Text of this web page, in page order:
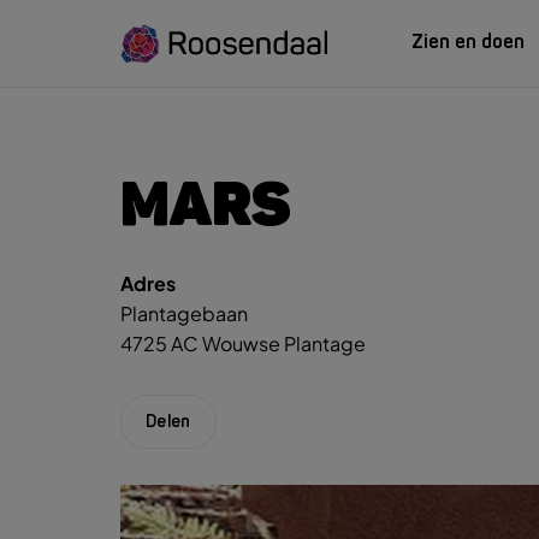
Zien en doen
ZIEN EN
Wandelen
LEREN
INTROosendaal
MARS
Adres
Plantagebaan
4725 AC Wouwse Plantage
Delen